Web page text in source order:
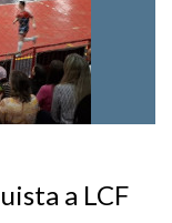
a LCF